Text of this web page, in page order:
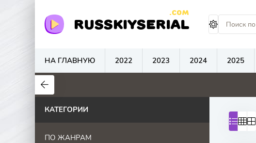
RUSSKIYSERIAL
.COM
НА ГЛАВНУЮ 2022 2023 2024 2025
0
КАТЕГОРИИ
ПО ЖАНРАМ